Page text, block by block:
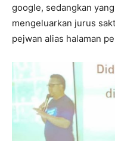
google, sedangkan
mengeluarkan jurus
pejwan alias halaman